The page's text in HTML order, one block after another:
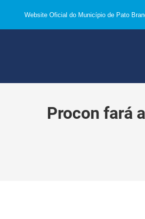
Website Oficial do Município de Pato
Procon fará